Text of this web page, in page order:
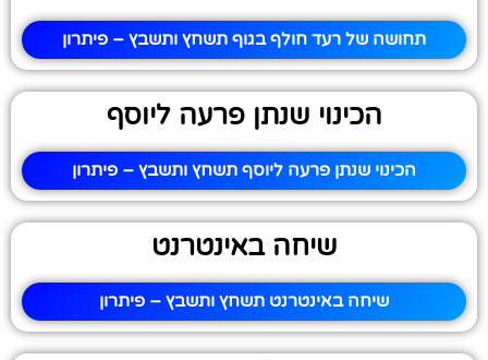
תחושה של רעד חולף בגוף תשחץ ותשבץ – פיתרון
הכינוי שנתן פרעה ליוסף
הכינוי שנתן פרעה ליוסף תשחץ ותשבץ – פיתרון
שיחה באינטרנט
שיחה באינטרנט תשחץ ותשבץ – פיתרון